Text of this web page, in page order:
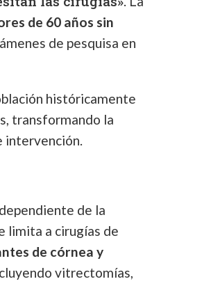
de 60 años sin
de pesquisa en
históricamente
transformando la
intervención.
de la
limita a cirugías de
de córnea y
vitrectomías,